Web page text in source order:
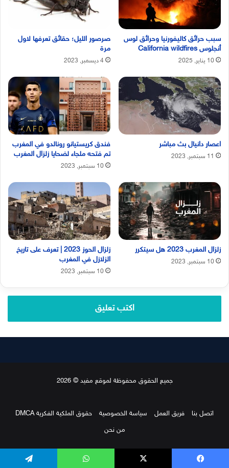
سبب حرائق كاليفورنيا وحرائق لوس
أنجلوس California wildfires
10 يناير, 2025
صرصور الليل؛ حقائق تعرفها لاول
مرة
4 ديسمبر, 2023
اعصار دانيال بث مباشر
11 سبتمبر, 2023
فندق كريستيانو رونالدو في المغرب
تم فتحه ملجاء لضحايا زلزال المغرب
10 سبتمبر, 2023
زلزال المغرب 2023 هل سيتكرر
10 سبتمبر, 2023
زلزال الحوز 2023 | تعرف على تاريخ
الزلازل في المغرب
10 سبتمبر, 2023
اكتب تعليق
جميع الحقوق محفوظة لموقع مفيد © 2026
اتصل بنا فريق العمل سياسة الخصوصية
حقوق الملكية الفكرية DMCA
من نحن